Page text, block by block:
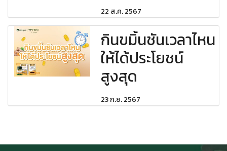
22 ส.ค. 2567
กินขมิ้นชันเวลาไหน
ให้ได้ประโยชน์
สูงสุด
23 ก.ย. 2567